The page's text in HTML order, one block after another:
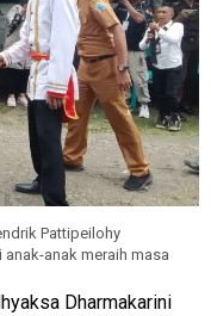
Pattipeilohy
anak meraih masa
Dharmakarini